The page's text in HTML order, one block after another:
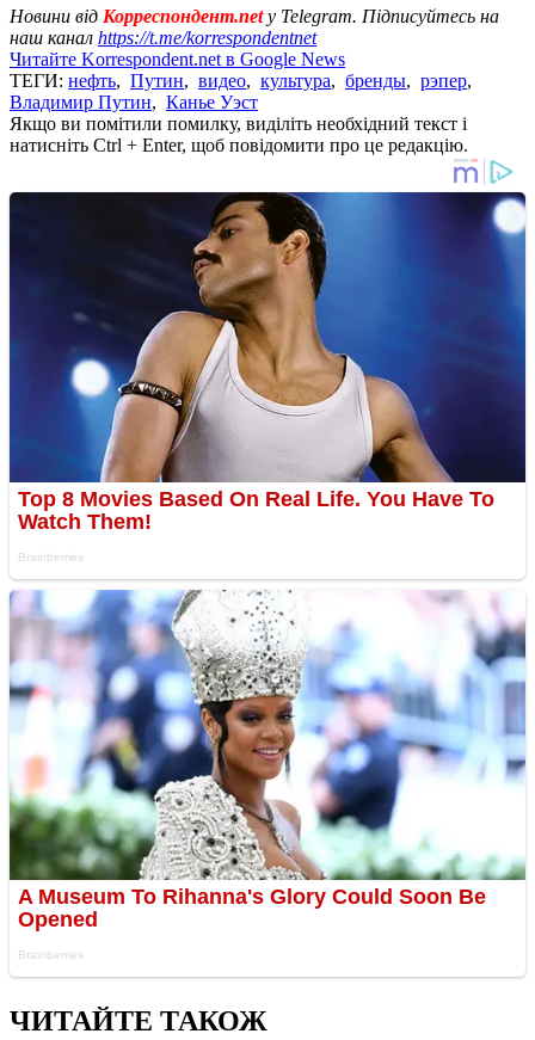
Новини від Корреспондент.netу Telegram. Підписуйтесь на
наш канал https://t.me/korrespondentnet
Читайте Korrespondent.net в Google News
ТЕГИ: нефть, Путин, видео, культура, бренды, рэпер,
Владимир Путин, Канье Уэст
Якщо ви помітили помилку, виділіть необхідний текст і
натисніть Ctrl + Enter, щоб повідомити про це редакцію.
ЧИТАЙТЕ ТАКОЖ